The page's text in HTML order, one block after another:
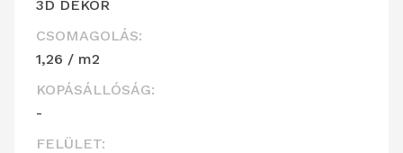
3D DEKOR
CSOMAGOLÁS:
1,26 / m2
KOPÁSÁLLÓSÁG:
-
FELÜLET: